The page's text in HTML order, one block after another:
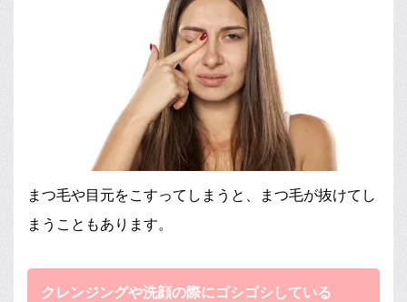
まつ毛や目元をこすってしまうと、まつ毛が抜けてし
まうこともあります。
クレンジングや洗顔の際にゴシゴシしている